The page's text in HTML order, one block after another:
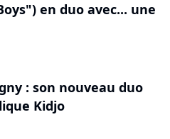
en duo avec... une
: son nouveau duo
Kidjo